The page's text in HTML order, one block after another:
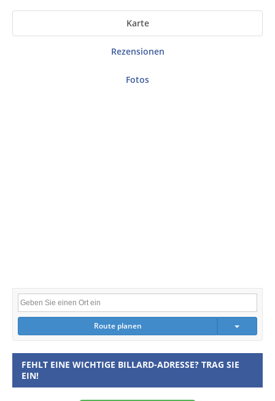
Karte
Rezensionen
Fotos
Route planen
FEHLT EINE WICHTIGE BILLARD-ADRESSE? TRAG SIE
EIN!